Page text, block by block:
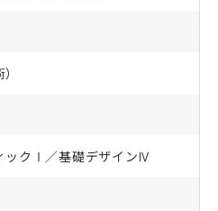
クⅠ／基礎デザインⅣ